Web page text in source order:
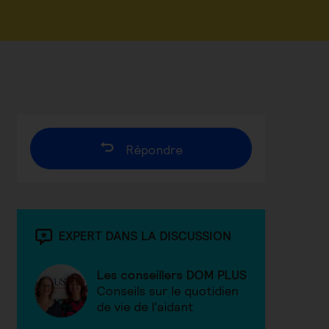
Répondre
EXPERT DANS LA DISCUSSION
Les conseillers DOM PLUS
Conseils sur le quotidien
de vie de l'aidant